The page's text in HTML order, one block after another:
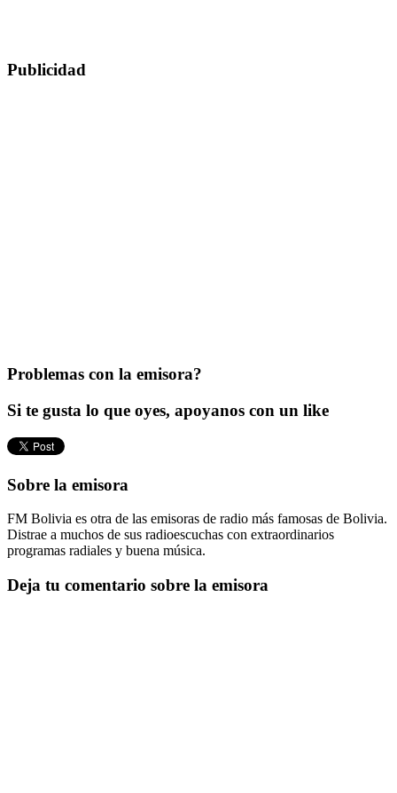
Publicidad
Problemas con la emisora?
Si te gusta lo que oyes, apoyanos con un like
Sobre la emisora
FM Bolivia es otra de las emisoras de radio más famosas de Bolivia.
Distrae a muchos de sus radioescuchas con extraordinarios
programas radiales y buena música.
Deja tu comentario sobre la emisora